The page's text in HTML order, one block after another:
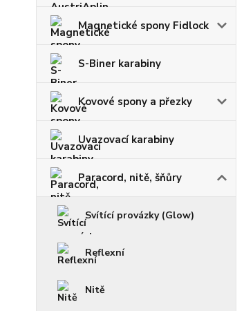
Magnetické spony Fidlock
S-Biner karabiny
Kovové spony a přezky
Uvazovací karabiny
Paracord, nitě, šňůry
Svítící provázky (Glow)
Reflexní
Nitě